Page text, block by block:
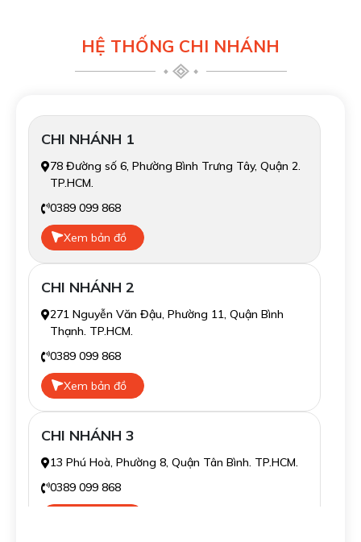
HỆ THỐNG CHI NHÁNH
CHI NHÁNH 1
78 Đường số 6, Phường Bình Trưng Tây, Quận 2.
TP.HCM.
0389 099 868
Xem bản đồ
CHI NHÁNH 2
271 Nguyễn Văn Đậu, Phường 11, Quận Bình
Thạnh. TP.HCM.
0389 099 868
Xem bản đồ
CHI NHÁNH 3
13 Phú Hoà, Phường 8, Quận Tân Bình. TP.HCM.
0389 099 868